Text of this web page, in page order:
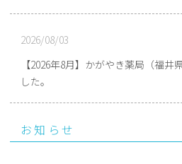
2026/08/03
【2026年8月】かがやき薬局（福
した。
お知らせ